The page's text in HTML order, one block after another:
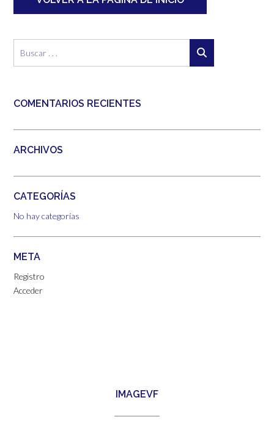
COMENTARIOS RECIENTES
ARCHIVOS
CATEGORÍAS
No hay categorías
META
Registro
Acceder
IMAGEVF